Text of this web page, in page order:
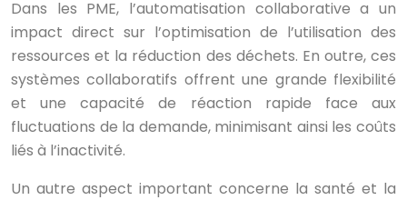
Dans les PME, l’automatisation collaborative a un
impact direct sur l’optimisation de l’utilisation des
ressources et la réduction des déchets. En outre, ces
systèmes collaboratifs offrent une grande flexibilité
et une capacité de réaction rapide face aux
fluctuations de la demande, minimisant ainsi les coûts
liés à l’inactivité.
Un autre aspect important concerne la santé et la